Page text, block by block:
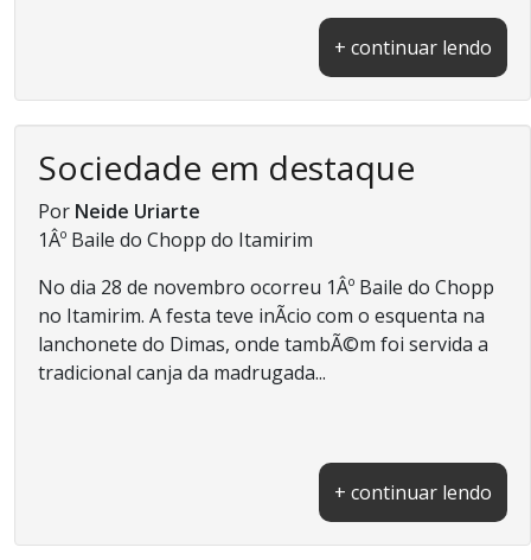
+ continuar lendo
Sociedade em destaque
Por Neide Uriarte
1Âº Baile do Chopp do Itamirim
No dia 28 de novembro ocorreu 1Âº Baile do Chopp
no Itamirim. A festa teve inÃ­cio com o esquenta na
lanchonete do Dimas, onde tambÃ©m foi servida a
tradicional canja da madrugada...
+ continuar lendo